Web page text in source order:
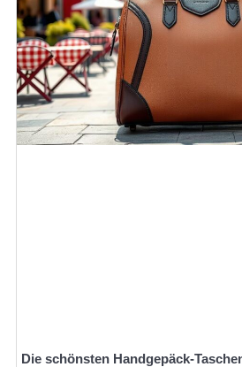
Die schönsten Handgepäck-